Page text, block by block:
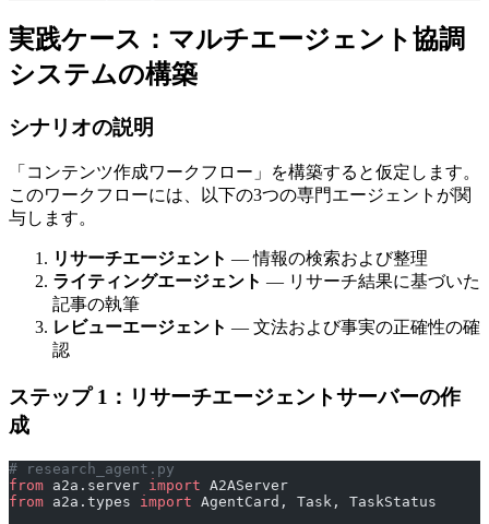
実践ケース：マルチエージェント協調
システムの構築
シナリオの説明
「コンテンツ作成ワークフロー」を構築すると仮定します。
このワークフローには、以下の3つの専門エージェントが関
与します。
リサーチエージェント — 情報の検索および整理
ライティングエージェント — リサーチ結果に基づいた
記事の執筆
レビューエージェント — 文法および事実の正確性の確
認
ステップ 1：リサーチエージェントサーバーの作
成
# research_agent.py
from a2a.server import A2AServer
from a2a.types import AgentCard, Task, TaskStatus